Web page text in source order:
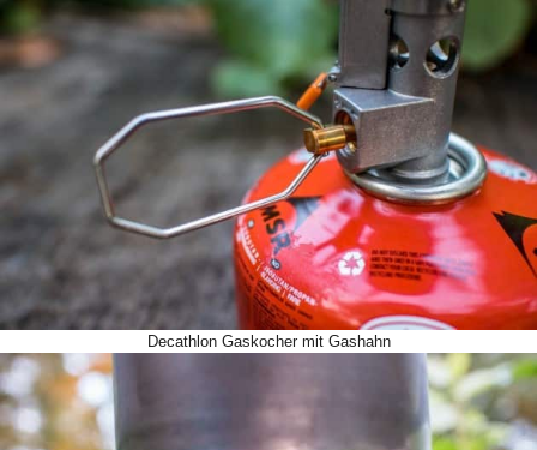
Decathlon Gaskocher mit Gashahn